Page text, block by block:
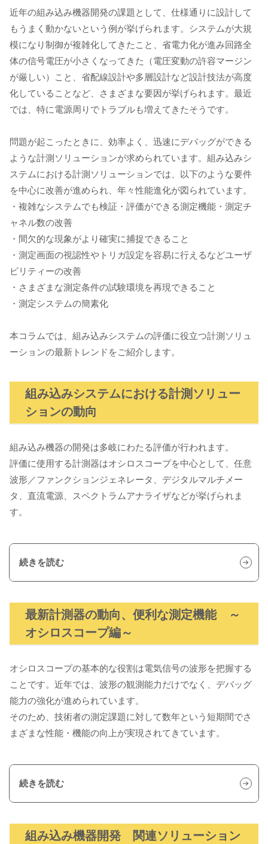
近年の組み込み機器開発の課題として、仕様通りに設計して
もうまく動かないという例が挙げられます。システムが大規
模になり制御が複雑化してきたこと、省電力化が進み回路全
体の信号電圧が小さくなってきた（電圧変動の許容マージン
が厳しい）こと、省配線設計や多層設計など設計技法が高度
化していることなど、さまざまな要因が挙げられます。最近
では、特に電源周りでトラブルも増えてきたそうです。
問題が起こったときに、効率よく、迅速にデバッグができる
ような計測ソリューションが求められています。組み込みシ
ステムにおける計測ソリューションでは、以下のような要件
を中心に改善が進められ、年々性能進化が図られています。
・複雑なシステムでも検証・評価ができる測定機能・測定チ
ャネル数の改善
・間欠的な現象がより確実に捕捉できること
・測定画面の視認性やトリガ設定を容易に行えるなどユーザ
ビリティーの改善
・さまざまな測定条件の試験環境を再現できること
・測定システムの簡素化
本コラムでは、組み込みシステムの評価に役立つ計測ソリュ
ーションの最新トレンドをご紹介します。
組み込みシステムにおける計測ソリュー
ションの動向
組み込み機器の開発は多岐にわたる評価が行われます。
評価に使用する計測器はオシロスコープを中心として、任意
波形／ファンクションジェネレータ、デジタルマルチメー
タ、直流電源、スペクトラムアナライザなどが挙げられま
す。
続きを読む
最新計測器の動向、便利な測定機能 ～
オシロスコープ編～
オシロスコープの基本的な役割は電気信号の波形を把握する
ことです。近年では、波形の観測能力だけでなく、デバッグ
能力の強化が進められています。
そのため、技術者の測定課題に対して数年という短期間でさ
まざまな性能・機能の向上が実現されてきています。
続きを読む
組み込み機器開発 関連ソリューション